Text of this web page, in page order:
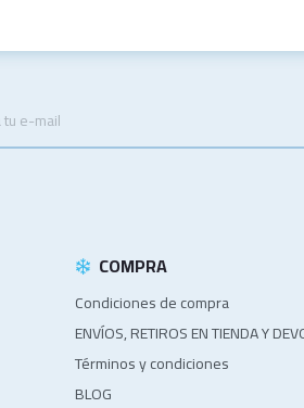
COMPRA
Condiciones de compra
ENVÍOS, RETIROS EN TIENDA Y
Términos y condiciones
BLOG